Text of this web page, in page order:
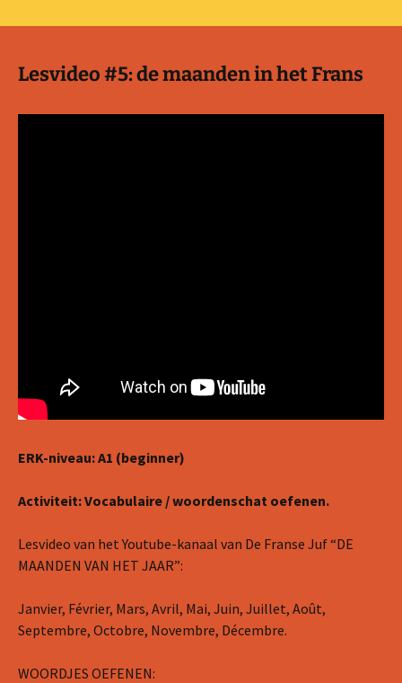
Lesvideo #5: de maanden in het Frans
ERK-niveau: A1 (beginner)
Activiteit: Vocabulaire / woordenschat oefenen.
Lesvideo van het Youtube-kanaal van De Franse Juf “DE
MAANDEN VAN HET JAAR”:
Janvier, Février, Mars, Avril, Mai, Juin, Juillet, Août,
Septembre, Octobre, Novembre, Décembre.
WOORDJES OEFENEN: